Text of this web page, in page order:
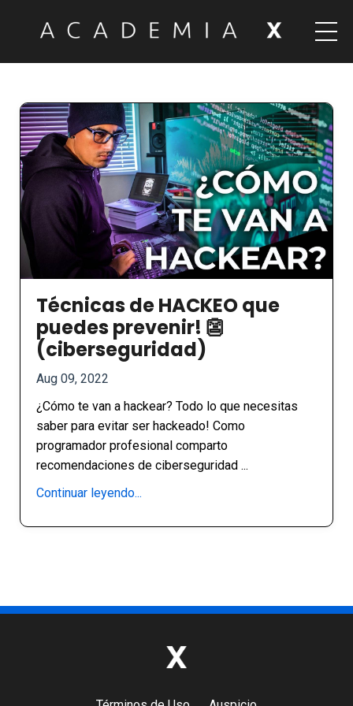
Técnicas de HACKEO que
puedes prevenir! 👺
(ciberseguridad)
Aug 09, 2022
¿Cómo te van a hackear? Todo lo que necesitas
saber para evitar ser hackeado! Como
programador profesional comparto
recomendaciones de ciberseguridad ...
Continuar leyendo...